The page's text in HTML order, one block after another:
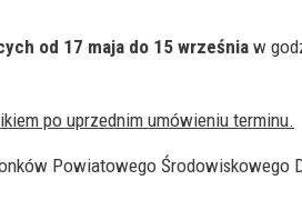
od 17 maja do 15 września w
po uprzednim umówieniu terminu.
Powiatowego Środowiskowego